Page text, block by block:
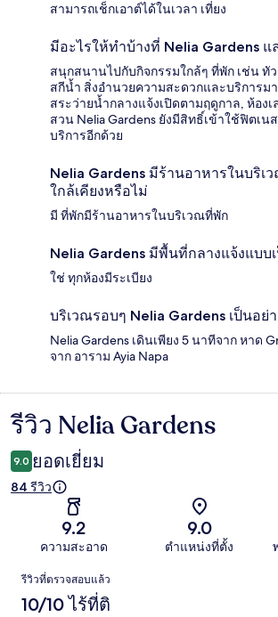
สามารถเช็กเอาต์ได้ในเวลา เที่ยง
มีอะไรให้ทำบ้างที่ Nelia Gardens แ
สนุกสนานไปกับกิจกรรมใกล้ๆ ที่พัก เช่น ทัว
สกีน้ำ สิ่งอำนวยความสะดวกและบริการม
สระว่ายน้ำกลางแจ้งเปิดตามฤดูกาล, ห้อง
สวน Nelia Gardens ยังมีสิทธิ์เข้าใช้ฟิตเน
บริการอีกด้วย
Nelia Gardens มีร้านอาหารในบริ
ใกล้เคียงหรือไม่
มี ที่พักมีร้านอาหารในบริเวณที่พัก
Nelia Gardens มีพื้นที่กลางแจ้งแบบ
ใช่ ทุกห้องมีระเบียง
บริเวณรอบๆ Nelia Gardens เป็นอย่า
Nelia Gardens เดินเพียง 5 นาทีจาก หาด
จาก อาราม Ayia Napa
รีวิว
รีวิว Nelia Gardens
9.0 ยอดเยี่ยม
84 รีวิว
9.2
ความสะอาด
9.0
ตำแหน่งที่ตั้ง
รีวิว
รีวิวที่ตรวจสอบแล้ว
10/10 ไร้ที่ติ